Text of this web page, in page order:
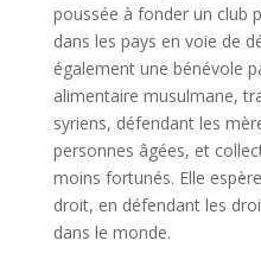
poussée à fonder un club
dans les pays en voie de
également une bénévole
alimentaire musulmane,
syriens, défendant les
personnes âgées, et
moins fortunés. Elle
droit, en défendant les
dans le monde.